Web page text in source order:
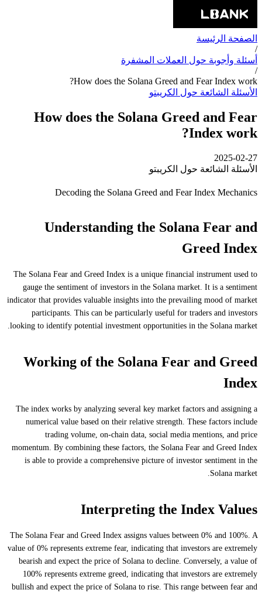
الصفحة الرئيسة
/
أسئلة وأجوبة حول العملات المشفرة
/
How does the Solana Greed and Fear Index work?
الأسئلة الشائعة حول الكريبتو
How does the Solana Greed and Fear
Index work?
2025-02-27
الأسئلة الشائعة حول الكريبتو
Decoding the Solana Greed and Fear Index Mechanics
Understanding the Solana Fear and
Greed Index
The Solana Fear and Greed Index is a unique financial instrument used to
gauge the sentiment of investors in the Solana market. It is a sentiment
indicator that provides valuable insights into the prevailing mood of market
participants. This can be particularly useful for traders and investors
looking to identify potential investment opportunities in the Solana market.
Working of the Solana Fear and Greed
Index
The index works by analyzing several key market factors and assigning a
numerical value based on their relative strength. These factors include
trading volume, on-chain data, social media mentions, and price
momentum. By combining these factors, the Solana Fear and Greed Index
is able to provide a comprehensive picture of investor sentiment in the
Solana market.
Interpreting the Index Values
The Solana Fear and Greed Index assigns values between 0% and 100%. A
value of 0% represents extreme fear, indicating that investors are extremely
bearish and expect the price of Solana to decline. Conversely, a value of
100% represents extreme greed, indicating that investors are extremely
bullish and expect the price of Solana to rise. This range between fear and